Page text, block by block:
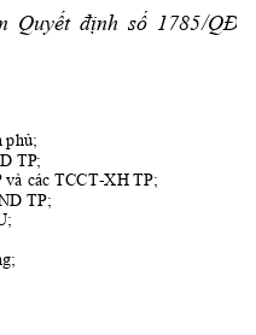
Quyết định số 1785/QĐ
phủ;
TP;
các TCCT-XHTP;
TP;
;